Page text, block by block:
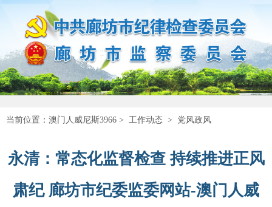
当前位置： 澳门人威尼斯3966 > 工作动态 > 党风政风
永清：常态化监督检查 持续推进正风
肃纪 廊坊市纪委监委网站-澳门人威